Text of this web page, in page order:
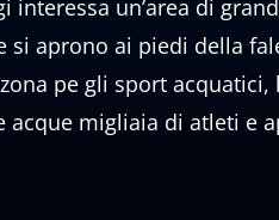
un’area di
aprono ai piedi della
pe gli sport
migliaia di atleti e